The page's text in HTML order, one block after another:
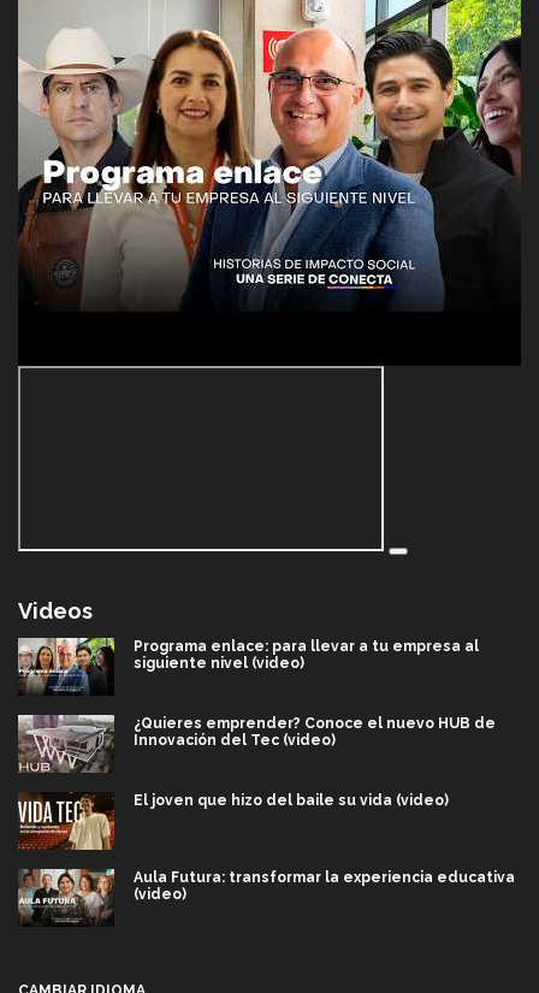
Videos
Programa enlace: para llevar a tu empresa al
siguiente nivel (video)
¿Quieres emprender? Conoce el nuevo HUB de
Innovación del Tec (video)
El joven que hizo del baile su vida (video)
Aula Futura: transformar la experiencia educativa
(video)